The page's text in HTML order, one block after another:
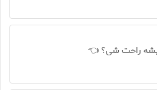
راحت شی؟ 👈